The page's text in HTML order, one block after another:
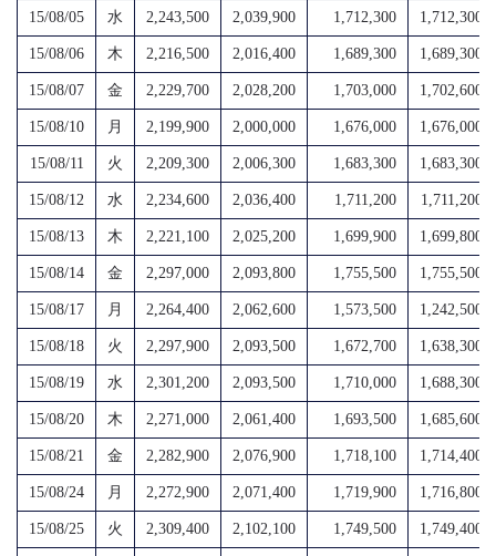
15/08/05 水 2,243,500 2,039,900 1,712,300 1,712,300
15/08/06 木 2,216,500 2,016,400 1,689,300 1,689,300
15/08/07 金 2,229,700 2,028,200 1,703,000 1,702,600
15/08/10 月 2,199,900 2,000,000 1,676,000 1,676,000
15/08/11 火 2,209,300 2,006,300 1,683,300 1,683,300
15/08/12 水 2,234,600 2,036,400 1,711,200 1,711,200
15/08/13 木 2,221,100 2,025,200 1,699,900 1,699,800
15/08/14 金 2,297,000 2,093,800 1,755,500 1,755,500
15/08/17 月 2,264,400 2,062,600 1,573,500 1,242,500
15/08/18 火 2,297,900 2,093,500 1,672,700 1,638,300
15/08/19 水 2,301,200 2,093,500 1,710,000 1,688,300
15/08/20 木 2,271,000 2,061,400 1,693,500 1,685,600
15/08/21 金 2,282,900 2,076,900 1,718,100 1,714,400
15/08/24 月 2,272,900 2,071,400 1,719,900 1,716,800
15/08/25 火 2,309,400 2,102,100 1,749,500 1,749,400